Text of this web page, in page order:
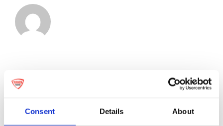
Consent Details About